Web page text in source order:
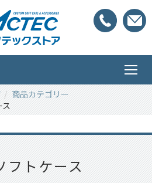
商品カテゴリー
フトケース